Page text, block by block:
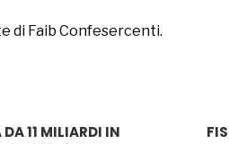
di Faib Confesercenti.
11 MILIARDI IN